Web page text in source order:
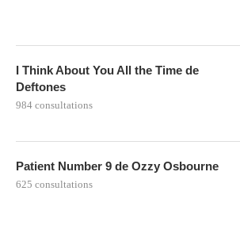
I Think About You All the Time de
Deftones
984 consultations
Patient Number 9 de Ozzy Osbourne
625 consultations